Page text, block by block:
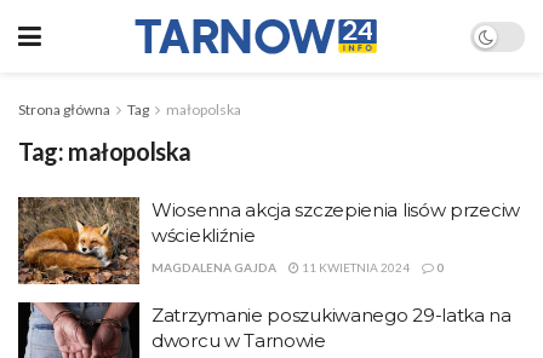
Strona główna Tag małopolska
Tag: małopolska
Wiosenna akcja szczepienia lisów przeciw
wściekliźnie
MAGDALENA GAJDA 11 KWIETNIA 2024 0
Zatrzymanie poszukiwanego 29-latka na
dworcu w Tarnowie